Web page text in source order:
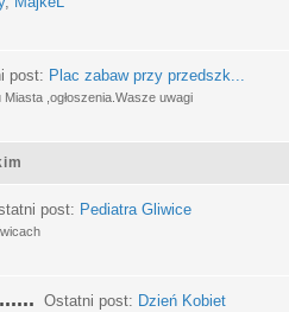
post: Plac zabaw przy przedszk...
,ogłoszenia.Wasze uwagi
post: Pediatra Gliwice
Ostatni post: Dzień Kobiet